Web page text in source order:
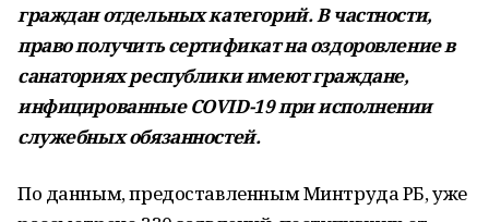
граждан отдельных категорий. В частности,
право получить сертификат на оздоровление в
санаториях республики имеют граждане,
инфицированные COVID-19 при исполнении
служебных обязанностей.
По данным, предоставленным Минтруда РБ, уже